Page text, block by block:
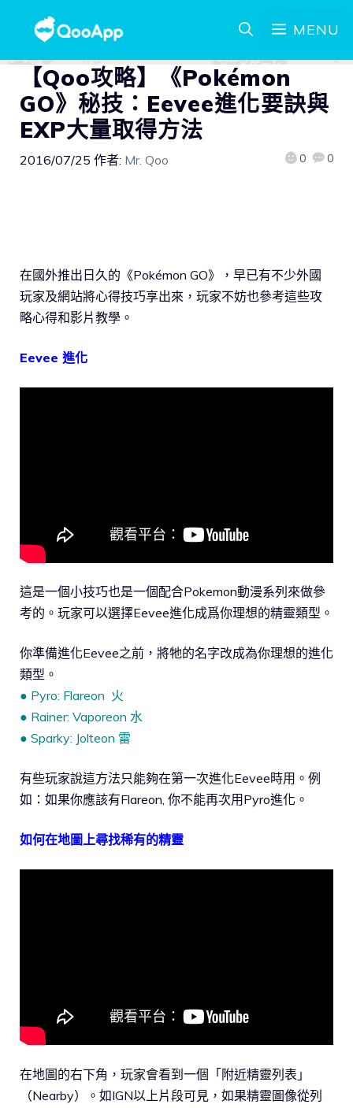
MENU
【Qoo攻略】《Pokémon
GO》秘技：Eevee進化要訣與
EXP大量取得方法
2016/07/25 作者: Mr. Qoo 0 0
在國外推出日久的《Pokémon GO》，早已有不少外國
玩家及網站將心得技巧享出來，玩家不妨也參考這些攻
略心得和影片教學。
Eevee 進化
這是一個小技巧也是一個配合Pokemon動漫系列來做參
考的。玩家可以選擇Eevee進化成爲你理想的精靈類型。
你準備進化Eevee之前，將牠的名字改成為你理想的進化
類型。
● Pyro: Flareon 火
● Rainer: Vaporeon 水
● Sparky: Jolteon 雷
有些玩家說這方法只能夠在第一次進化Eevee時用。例
如：如果你應該有Flareon, 你不能再次用Pyro進化。
如何在地圖上尋找稀有的精靈
在地圖的右下角，玩家會看到一個「附近精靈列表」
（Nearby）。如IGN以上片段可見，如果精靈圖像從列